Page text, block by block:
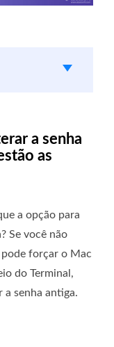
a senha
as
a opção para
Se você não
forçar o Mac
do Terminal,
a senha antiga.